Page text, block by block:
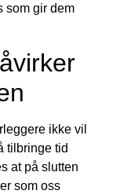
som gir dem
ikke vil
tilbringe tid
at på slutten
som oss